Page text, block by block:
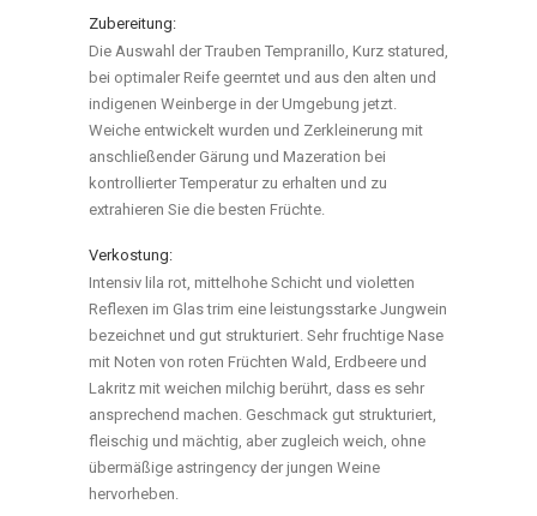
Zubereitung:
Die Auswahl der Trauben Tempranillo, Kurz statured,
bei optimaler Reife geerntet und aus den alten und
indigenen Weinberge in der Umgebung jetzt.
Weiche entwickelt wurden und Zerkleinerung mit
anschließender Gärung und Mazeration bei
kontrollierter Temperatur zu erhalten und zu
extrahieren Sie die besten Früchte.
Verkostung:
Intensiv lila rot, mittelhohe Schicht und violetten
Reflexen im Glas trim eine leistungsstarke Jungwein
bezeichnet und gut strukturiert. Sehr fruchtige Nase
mit Noten von roten Früchten Wald, Erdbeere und
Lakritz mit weichen milchig berührt, dass es sehr
ansprechend machen. Geschmack gut strukturiert,
fleischig und mächtig, aber zugleich weich, ohne
übermäßige astringency der jungen Weine
hervorheben.